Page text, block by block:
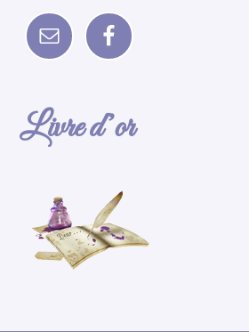
Livre d’or